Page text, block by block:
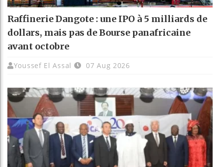
Raffinerie Dangote : une IPO à 5 milliards de
dollars, mais pas de Bourse panafricaine
avant octobre
Youssef El Assal 07 Aug 2026